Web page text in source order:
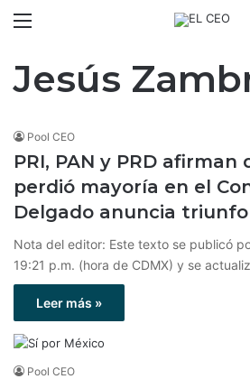
Jesús
Pool CEO
PRI, PAN y PRD afirman
perdió mayoría en el
Delgado anuncia triunfo
Nota del editor: Este texto se publicó
19:21 p.m. (hora de CDMX) y se
Leer más »
Pool CEO